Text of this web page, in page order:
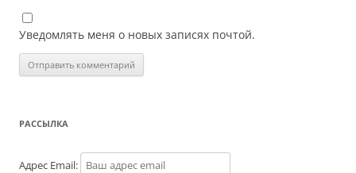
Уведомлять меня о новых записях почтой.
РАССЫЛКА
Адрес Email: